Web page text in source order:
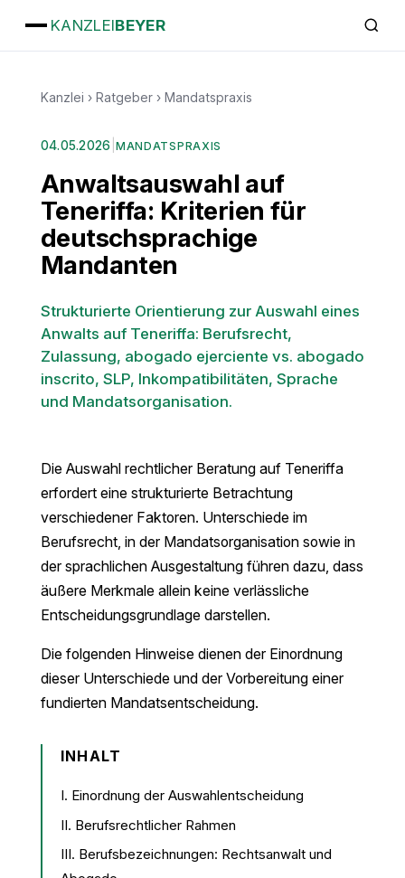
KANZLEIBEYER
Kanzlei › Ratgeber › Mandatspraxis
04.05.2026 MANDATSPRAXIS
Anwaltsauswahl auf
Teneriffa: Kriterien für
deutschsprachige
Mandanten
Strukturierte Orientierung zur Auswahl eines
Anwalts auf Teneriffa: Berufsrecht,
Zulassung, abogado ejerciente vs. abogado
inscrito, SLP, Inkompatibilitäten, Sprache
und Mandatsorganisation.
Die Auswahl rechtlicher Beratung auf Teneriffa
erfordert eine strukturierte Betrachtung
verschiedener Faktoren. Unterschiede im
Berufsrecht, in der Mandatsorganisation sowie in
der sprachlichen Ausgestaltung führen dazu, dass
äußere Merkmale allein keine verlässliche
Entscheidungsgrundlage darstellen.
Die folgenden Hinweise dienen der Einordnung
dieser Unterschiede und der Vorbereitung einer
fundierten Mandatsentscheidung.
INHALT
I. Einordnung der Auswahlentscheidung
II. Berufsrechtlicher Rahmen
III. Berufsbezeichnungen: Rechtsanwalt und